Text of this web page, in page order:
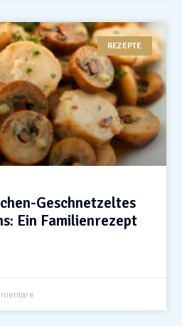
REZEPTE
Geschnetzeltes
Ein Familienrezept